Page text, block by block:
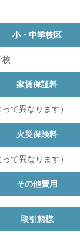
小・中学校区
校
家賃保証料
て異なります）
火災保険料
て異なります）
その他費用
取引態様